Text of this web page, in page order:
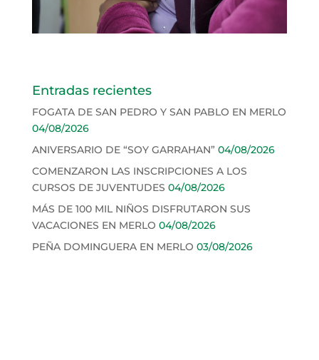
Entradas recientes
FOGATA DE SAN PEDRO Y SAN PABLO EN MERLO
04/08/2026
ANIVERSARIO DE “SOY GARRAHAN” 04/08/2026
COMENZARON LAS INSCRIPCIONES A LOS
CURSOS DE JUVENTUDES 04/08/2026
MÁS DE 100 MIL NIÑOS DISFRUTARON SUS
VACACIONES EN MERLO 04/08/2026
PEÑA DOMINGUERA EN MERLO 03/08/2026